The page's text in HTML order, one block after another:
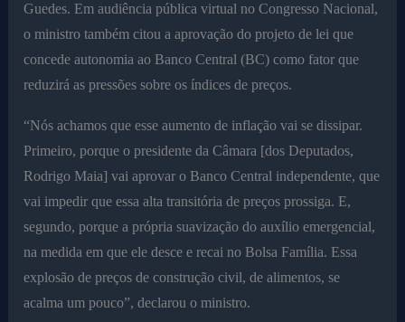
Guedes. Em audiência pública virtual no Congresso Nacional,
o ministro também citou a aprovação do projeto de lei que
concede autonomia ao Banco Central (BC) como fator que
reduzirá as pressões sobre os índices de preços.
“Nós achamos que esse aumento de inflação vai se dissipar.
Primeiro, porque o presidente da Câmara [dos Deputados,
Rodrigo Maia] vai aprovar o Banco Central independente, que
vai impedir que essa alta transitória de preços prossiga. E,
segundo, porque a própria suavização do auxílio emergencial,
na medida em que ele desce e recai no Bolsa Família. Essa
explosão de preços de construção civil, de alimentos, se
acalma um pouco”, declarou o ministro.